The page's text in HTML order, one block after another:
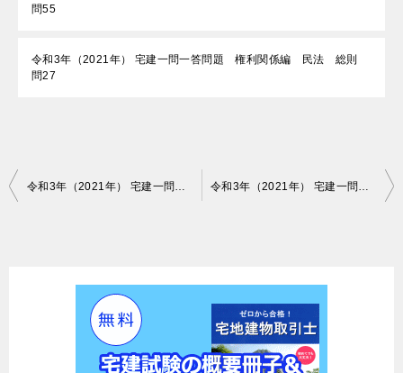
問55
令和3年（2021年） 宅建一問一答問題 権利関係編 民法 総則
問27
投
令和3年（2021年） 宅建一問一答問題 法令制限編 都市計画法 問20 令和3年（2021年） 宅建一問一答問題 法令制限編 都市計画法 問22